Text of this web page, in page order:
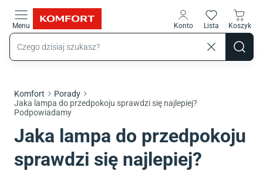
Menu Konto Lista Koszyk
Komfort
Porady
Jaka lampa do przedpokoju sprawdzi się najlepiej?
Podpowiadamy
Jaka lampa do przedpokoju
sprawdzi się najlepiej?